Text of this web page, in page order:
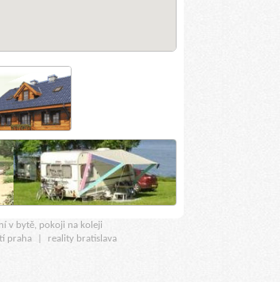
v bytě, pokoji na koleji
praha
reality bratislava